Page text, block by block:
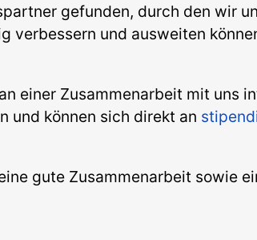
gefunden, durch den wir
verbessern und ausweiten
einer Zusammenarbeit mit uns
und können sich direkt an
gute Zusammenarbeit sowie